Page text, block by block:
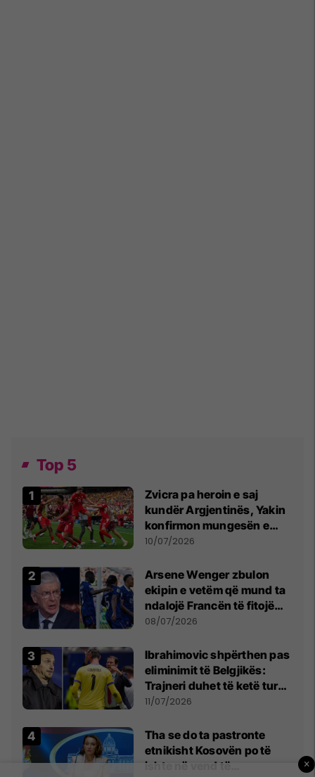
Top 5
Zvicra pa heroin e saj
kundër Argjentinës, Yakin
konfirmon mungesën e
madhe
10/07/2026
Arsene Wenger zbulon
ekipin e vetëm që mund ta
ndalojë Francën të fitojë
Kupën e Botës
08/07/2026
Ibrahimovic shpërthen pas
eliminimit të Belgjikës:
Trajneri duhet të ketë turp,
ai lojtar se meritoi të luante
11/07/2026
Tha se do ta pastronte
etnikisht Kosovën po të
ishte në vend të
×